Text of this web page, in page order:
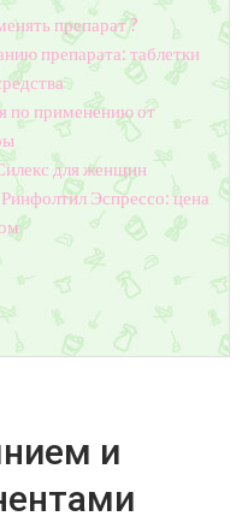
препарат ?
препарата: таблетки
по применению от
для женщин
Эспрессо: цена
и